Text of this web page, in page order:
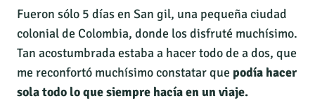
Fueron sólo 5 días en San gil, una pequeña ciudad
colonial de Colombia, donde los disfruté muchísimo.
Tan acostumbrada estaba a hacer todo de a dos, que
me reconfortó muchísimo constatar que podía hacer
sola todo lo que siempre hacía en un viaje.